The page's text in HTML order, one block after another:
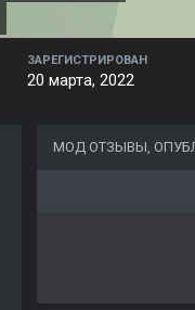
ЗАРЕГИСТРИРОВАН
20 марта, 2022
МОД ОТЗЫВЫ,